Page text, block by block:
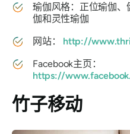
瑜伽风格：正位瑜伽
伽和灵性瑜伽
网站： http://
Facebook主页：
https://
竹子移动